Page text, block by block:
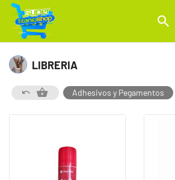
LIBRERIA
Adhesivos y Pegamentos